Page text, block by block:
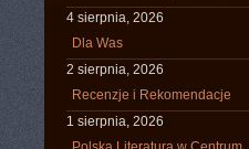
4 sierpnia, 2026
Dla Was
2 sierpnia, 2026
Recenzje i Rekomendacje
1 sierpnia, 2026